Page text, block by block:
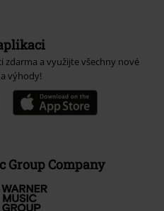
zdarma a využijte všechny nové
výhody!
Group Company